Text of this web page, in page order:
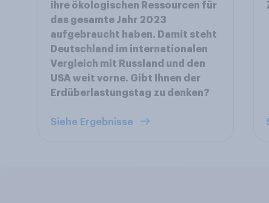
ihre ökologischen Ressourcen für
das gesamte Jahr 2023
aufgebraucht haben. Damit steht
Deutschland im internationalen
Vergleich mit Russland und den
USA weit vorne. Gibt Ihnen der
Erdüberlastungstag zu denken?
Siehe Ergebnisse